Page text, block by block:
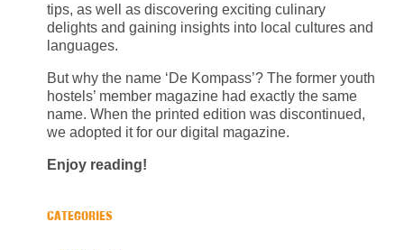
tips, as well as discovering exciting culinary
delights and gaining insights into local cultures and
languages.
But why the name ‘De Kompass’? The former youth
hostels’ member magazine had exactly the same
name. When the printed edition was discontinued,
we adopted it for our digital magazine.
Enjoy reading!
CATEGORIES